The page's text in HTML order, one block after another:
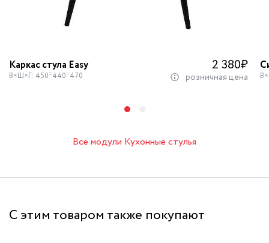
Каркас стула Easy 2 380₽
В×Ш×Г: 450*440*470 розничная цена
Все модули Кухонные стулья
С этим товаром также покупают